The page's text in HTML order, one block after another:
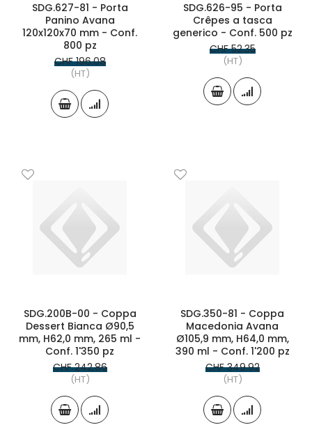
SDG.627-81 - Porta
Panino Avana
120x120x70 mm - Conf.
800 pz
CHF 196.08
(HT)
SDG.626-95 - Porta
Crêpes a tasca
generico - Conf. 500 pz
CHF 52.35
(HT)
SDG.200B-00 - Coppa
Dessert Bianca Ø90,5
mm, H62,0 mm, 265 ml -
Conf. 1'350 pz
CHF 242.86
(HT)
SDG.350-81 - Coppa
Macedonia Avana
Ø105,9 mm, H64,0 mm,
390 ml - Conf. 1'200 pz
CHF 349.92
(HT)